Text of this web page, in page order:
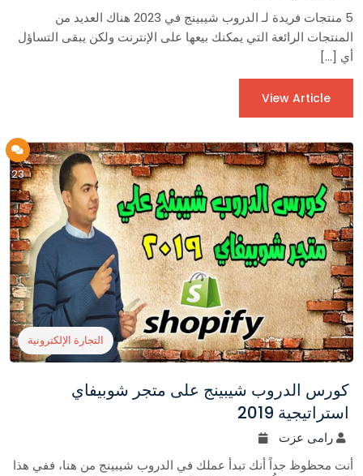
5 منتجات فريدة لـ الدروب شيبينج في 2023 هناك العديد من
المنتجات الرائعة التي يمكنك بيعها على الإنترنت ولكن يبقى التساؤل
أي […]
View Article
23
التجارة الإلكترونية
كورس الدروب شيبينج على متجر شوبيفاي
استراتيجية 2019
رامى عزت
أنت محظوظ جداً أنك تبدأ عملك في الدروب شيبينج من هنا، ففي هذا